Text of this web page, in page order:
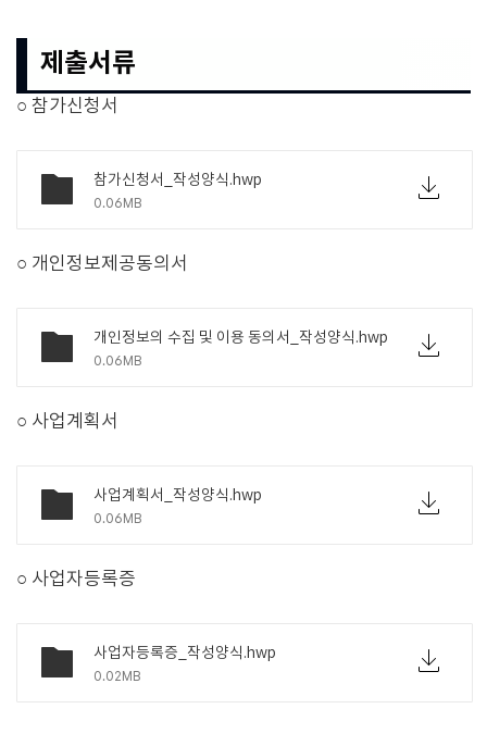
제출서류
○ 참가신청서
참가신청서_작성양식.hwp
0.06MB
○ 개인정보제공동의서
개인정보의 수집 및 이용 동의서_작성양식.hwp
0.06MB
○ 사업계획서
사업계획서_작성양식.hwp
0.06MB
○ 사업자등록증
사업자등록증_작성양식.hwp
0.02MB